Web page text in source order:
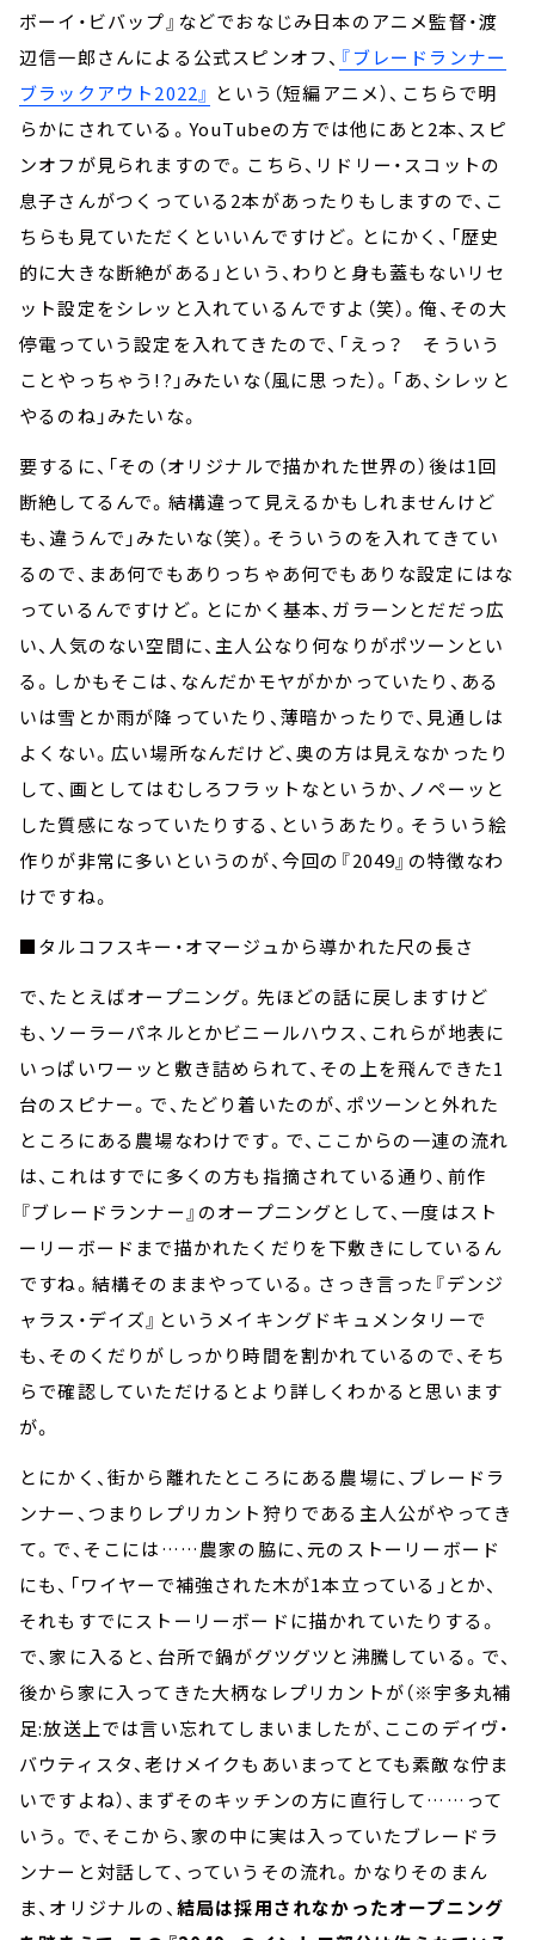
ボーイ・ビバップ』などでおなじみ日本のアニメ監督・渡
辺信一郎さんによる公式スピンオフ、 『ブレードランナー
ブラックアウト2022』 という（短編アニメ）、こちらで明
らかにされている。YouTubeの方では他にあと2本、スピ
ンオフが見られますので。こちら、リドリー・スコットの
息子さんがつくっている2本があったりもしますので、こ
ちらも見ていただくといいんですけど。とにかく、「歴史
的に大きな断絶がある」という、わりと身も蓋もないリセ
ット設定をシレッと入れているんですよ（笑）。俺、その大
停電っていう設定を入れてきたので、「えっ？ そういう
ことやっちゃう!?」みたいな（風に思った）。「あ、シレッと
やるのね」みたいな。
要するに、「その（オリジナルで描かれた世界の）後は1回
断絶してるんで。結構違って見えるかもしれませんけど
も、違うんで」みたいな（笑）。そういうのを入れてきてい
るので、まあ何でもありっちゃあ何でもありな設定にはな
っているんですけど。とにかく基本、ガラーンとだだっ広
い、人気のない空間に、主人公なり何なりがポツーンとい
る。しかもそこは、なんだかモヤがかかっていたり、ある
いは雪とか雨が降っていたり、薄暗かったりで、見通しは
よくない。広い場所なんだけど、奥の方は見えなかったり
して、画としてはむしろフラットなというか、ノペーッと
した質感になっていたりする、というあたり。そういう絵
作りが非常に多いというのが、今回の『2049』の特徴なわ
けですね。
■タルコフスキー・オマージュから導かれた尺の長さ
で、たとえばオープニング。先ほどの話に戻しますけど
も、ソーラーパネルとかビニールハウス、これらが地表に
いっぱいワーッと敷き詰められて、その上を飛んできた1
台のスピナー。で、たどり着いたのが、ポツーンと外れた
ところにある農場なわけです。で、ここからの一連の流れ
は、これはすでに多くの方も指摘されている通り、前作
『ブレードランナー』のオープニングとして、一度はスト
ーリーボードまで描かれたくだりを下敷きにしているん
ですね。結構そのままやっている。さっき言った『デンジ
ャラス・デイズ』というメイキングドキュメンタリーで
も、そのくだりがしっかり時間を割かれているので、そち
らで確認していただけるとより詳しくわかると思います
が。
とにかく、街から離れたところにある農場に、ブレードラ
ンナー、つまりレプリカント狩りである主人公がやってき
て。で、そこには……農家の脇に、元のストーリーボード
にも、「ワイヤーで補強された木が1本立っている」とか、
それもすでにストーリーボードに描かれていたりする。
で、家に入ると、台所で鍋がグツグツと沸騰している。で、
後から家に入ってきた大柄なレプリカントが（※宇多丸補
足:放送上では言い忘れてしまいましたが、ここのデイヴ・
バウティスタ、老けメイクもあいまってとても素敵な佇ま
いですよね）、まずそのキッチンの方に直行して……って
いう。で、そこから、家の中に実は入っていたブレードラ
ンナーと対話して、っていうその流れ。かなりそのまん
ま、オリジナルの、結局は採用されなかったオープニング